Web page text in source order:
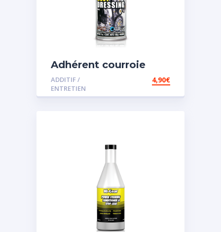
Adhérent courroie
ADDITIF /
ENTRETIEN
4,90€